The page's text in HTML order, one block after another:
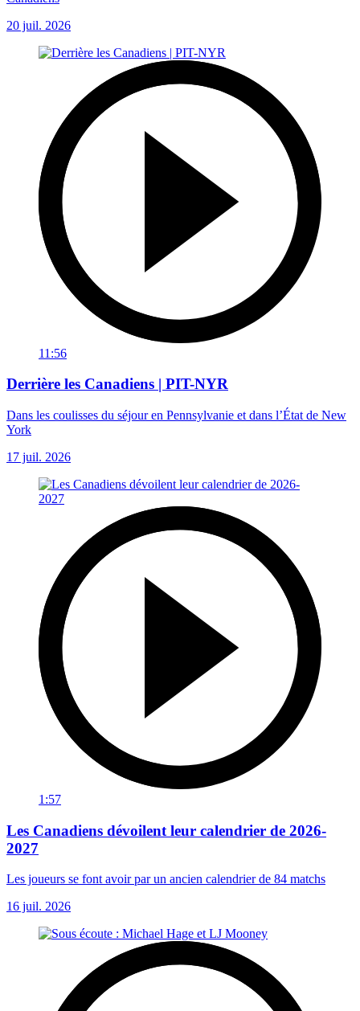
20 juil. 2026
11:56
Derrière les Canadiens | PIT-NYR
Dans les coulisses du séjour en Pennsylvanie et dans l’État de New
York
17 juil. 2026
1:57
Les Canadiens dévoilent leur calendrier de 2026-
2027
Les joueurs se font avoir par un ancien calendrier de 84 matchs
16 juil. 2026